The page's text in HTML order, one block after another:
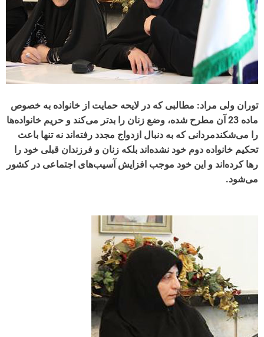
توران ولی مراد: مطالبی که در لایحه حمایت از خانواده به خصوص
ماده 23 آن مطرح شده، وضع زنان را بدتر می‌کند و حریم خانواده‌ها
را می‌شکندمردانی که به دنبال ازدواج مجدد رفته‌اند نه تنها باعث
تحکیم خانواده دوم خود نشده‌اند بلکه زنان و فرزندان قبلی خود را
رها کرده‌اند و این خود موجب افزایش آسیب‌های اجتماعی در کشور
می‌شود.